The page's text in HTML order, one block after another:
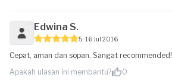
Edwina S.
5 16 Jul 2016
Cepat, aman dan sopan. Sangat recommended!
Apakah ulasan ini membantu?
0